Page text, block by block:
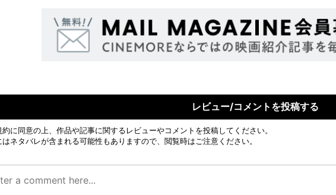
レビュー/コメントを投稿する
約に同意の上、作品や記事に関するレビューやコメントを投稿してください。
はネタバレが含まれる可能性もありますので、閲覧時はご注意ください。